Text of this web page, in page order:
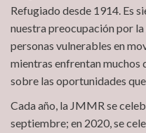
Refugiado desde 1914. Es
nuestra preocupación por
personas vulnerables en
mientras enfrentan muchos
sobre las oportunidades
Cada año, la JMMR se
septiembre; en 2020, se